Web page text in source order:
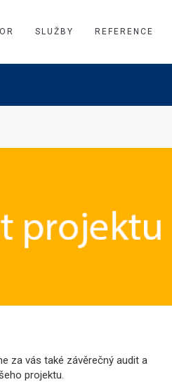
SLUŽBY REFERENCE
za vás také závěrečný audit a
projektu.